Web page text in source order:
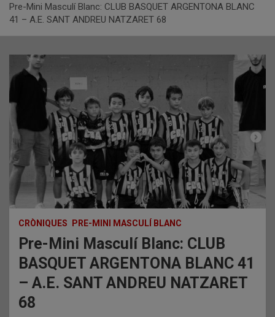
Pre-Mini Masculí Blanc: CLUB BASQUET ARGENTONA BLANC
41 – A.E. SANT ANDREU NATZARET 68
CRÒNIQUES PRE-MINI MASCULÍ BLANC
Pre-Mini Masculí Blanc: CLUB
BASQUET ARGENTONA BLANC 41
– A.E. SANT ANDREU NATZARET
68